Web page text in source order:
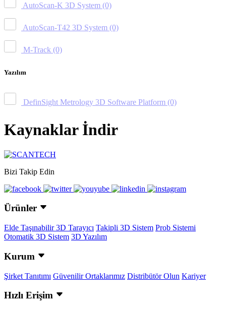
AutoScan-K 3D System (0)
AutoScan-T42 3D System (0)
M-Track (0)
Yazılım
DefinSight Metrology 3D Software Platform (0)
Kaynaklar İndir
Bizi Takip Edin
Ürünler
Elde Taşınabilir 3D Tarayıcı Takipli 3D Sistem Prob Sistemi
Otomatik 3D Sistem 3D Yazılım
Kurum
Şirket Tanıtımı Güvenilir Ortaklarımız Distribütör Olun Kariyer
Hızlı Erişim